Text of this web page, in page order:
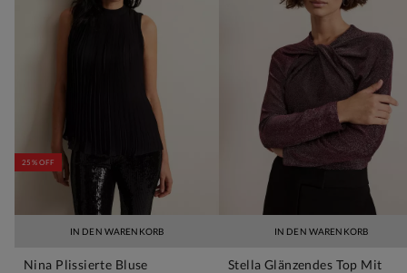
IN DEN WARENKORB
25% OFF
Nina Plissierte Bluse
IN DEN WARENKORB
Stella Glänzendes Top Mit